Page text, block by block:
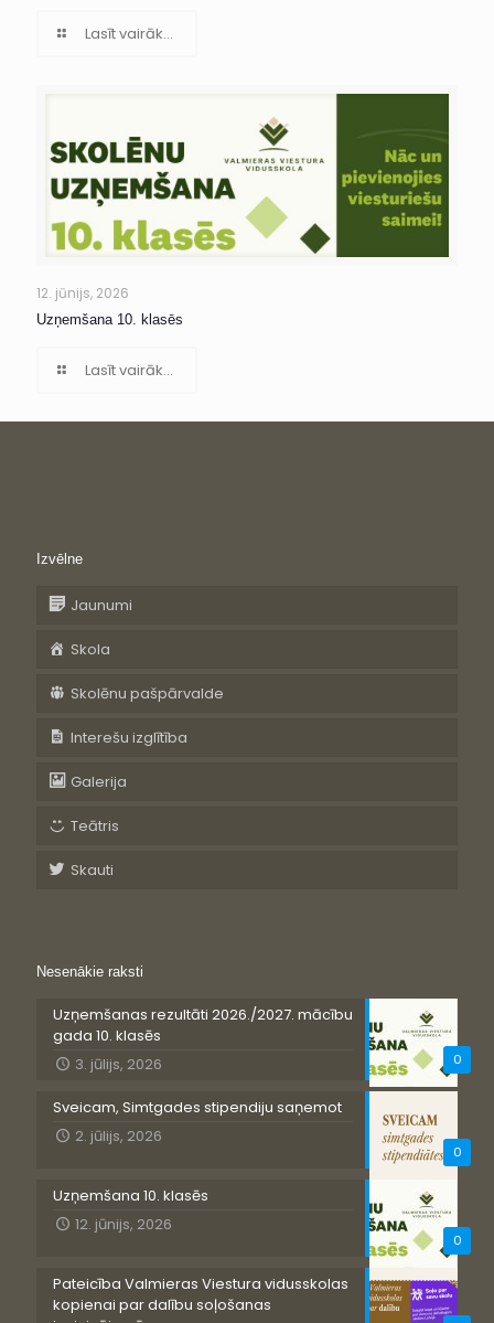
Lasīt vairāk...
12. jūnijs, 2026
Uzņemšana 10. klasēs
Lasīt vairāk...
Izvēlne
Jaunumi
Skola
Skolēnu pašpārvalde
Interešu izglītība
Galerija
Teātris
Skauti
Nesenākie raksti
0
Uzņemšanas rezultāti 2026./2027. mācību
gada 10. klasēs
3. jūlijs, 2026
0
Sveicam, Simtgades stipendiju saņemot
2. jūlijs, 2026
0
Uzņemšana 10. klasēs
12. jūnijs, 2026
Pateicība Valmieras Viestura vidusskolas
kopienai par dalību soļošanas